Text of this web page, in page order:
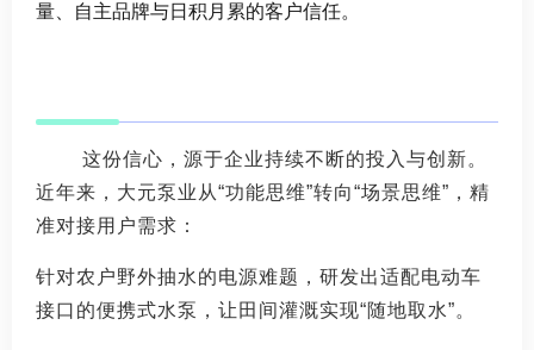
量、自主品牌与日积月累的客户信任。
这份信心，源于企业持续不断的投入与创新。
近年来，大元泵业从“功能思维”转向“场景思维”，精
准对接用户需求：
针对农户野外抽水的电源难题，研发出适配电动车
接口的便携式水泵，让田间灌溉实现“随地取水”。